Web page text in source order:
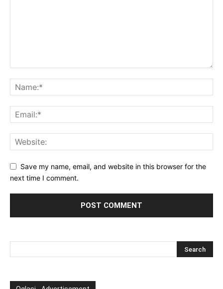
Save my name, email, and website in this browser for the
next time I comment.